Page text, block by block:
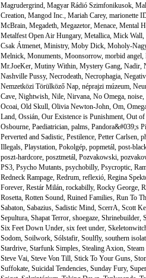
Magrudergrind, Magyar Rádió Szimfonikusok,
Creation, Mangod Inc., Mariah Carey, marionette
McBrain, Megadeth, Megazetor, Menace, Mental
Metalfest Open Air Hungary, Metallica, Mick Wall,
Csak Átmenet, Ministry, Moby Dick, Moholy-
Melnick, Monuments, Moonsorrow, morbid angel,
Mr.JoeKer, Mutiny Within, Mystery Gang, Nadir,
Nashville Pussy, Necrodeath, Necrophagia,
Nemzetközi Törülköző Nap, néprajzi múzeum,
Cave, Nightwish, Nile, Nirvana, No Omega, noise,
Ocoai, Old Skull, Olivia Newton-John, Om,
Land, Ossián, Our Existence is Punishment, Out
Osbourne, Paediatrician, palms, Pandora&#039;s
Perverted and Sadistic, Pestilence, Petter Carlsen,
Illegals, Playstation, Pokolgép, popmetál, post-
poszt-hardcore, posztmetál, Pozvakowski,
PS3, Psycho Mutants, psychobilly, Psycroptic,
Redneck Rampage, Redrum, reflexió, Regina
Forever, Restár Milán, rockabilly, Rocky George,
Rosetta, Rotten Sound, Ruined Families, Run To
Sabaton, Sabazius, Sadistic Mind, ScerrA, Scott
Sepultura, Shapat Terror, shoegaze, Shrinebuilder,
Six Feet Down Under, six feet under,
Sodom, Soilwork, Sólstafir, Soulfly, southern
Stardrive, Starfunk Simples, Stealing Axion,
Steve Vai, Steve Von Till, Stick To Your Guns,
Suffokate, Suicidal Tendencies, Sunday Fury,